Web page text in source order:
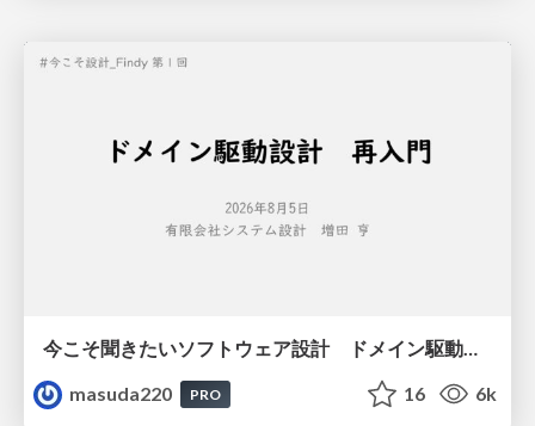
masuda220
PRO 16 6k